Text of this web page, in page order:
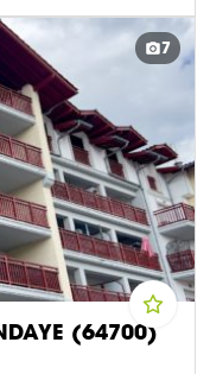
7
(64700)